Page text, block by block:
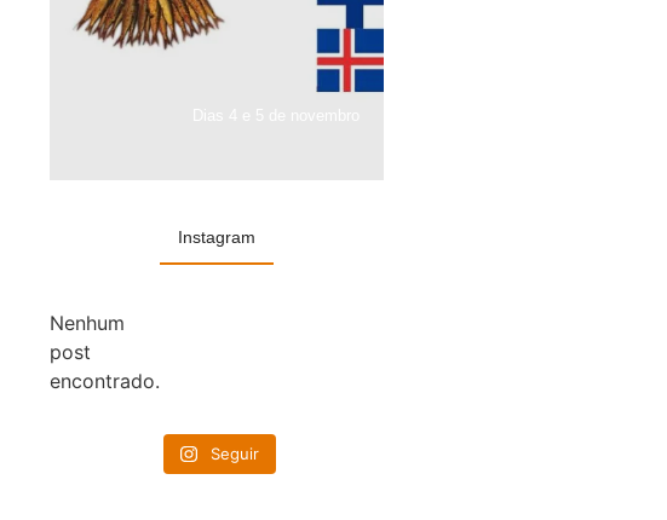
Instagram
Nenhum
post
encontrado.
Seguir